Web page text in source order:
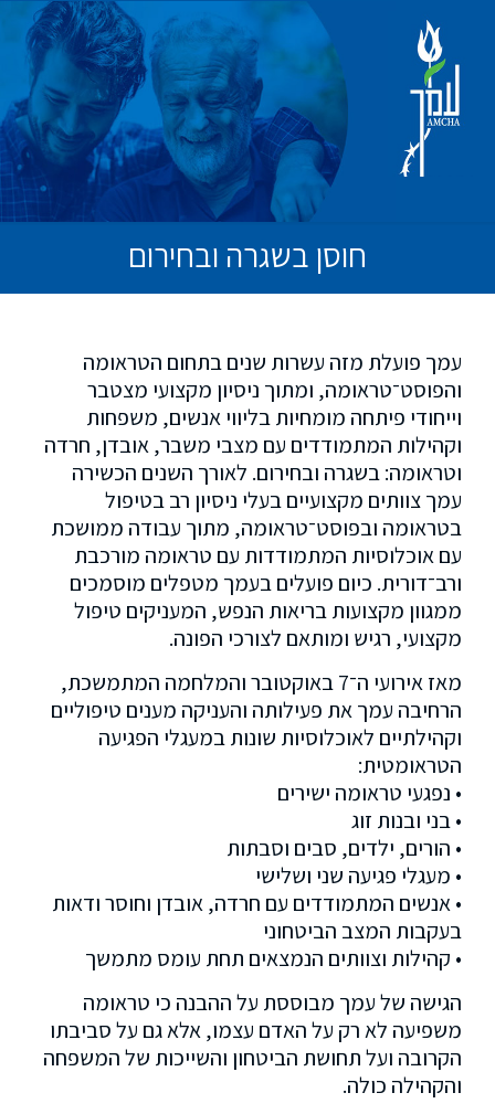
חוסן בשגרה ובחירום
עמך פועלת מזה עשרות שנים בתחום הטראומה
והפוסט־טראומה, ומתוך ניסיון מקצועי מצטבר
וייחודי פיתחה מומחיות בליווי אנשים, משפחות
וקהילות המתמודדים עם מצבי משבר, אובדן, חרדה
וטראומה: בשגרה ובחירום. לאורך השנים הכשירה
עמך צוותים מקצועיים בעלי ניסיון רב בטיפול
בטראומה ובפוסט־טראומה, מתוך עבודה ממושכת
עם אוכלוסיות המתמודדות עם טראומה מורכבת
ורב־דורית. כיום פועלים בעמך מטפלים מוסמכים
ממגוון מקצועות בריאות הנפש, המעניקים טיפול
מקצועי, רגיש ומותאם לצורכי הפונה.
מאז אירועי ה־7 באוקטובר והמלחמה המתמשכת,
הרחיבה עמך את פעילותה והעניקה מענים טיפוליים
וקהילתיים לאוכלוסיות שונות במעגלי הפגיעה
הטראומטית:
• נפגעי טראומה ישירים
• בני ובנות זוג
• הורים, ילדים, סבים וסבתות
• מעגלי פגיעה שני ושלישי
• אנשים המתמודדים עם חרדה, אובדן וחוסר ודאות
בעקבות המצב הביטחוני
• קהילות וצוותים הנמצאים תחת עומס מתמשך
הגישה של עמך מבוססת על ההבנה כי טראומה
משפיעה לא רק על האדם עצמו, אלא גם על סביבתו
הקרובה ועל תחושת הביטחון והשייכות של המשפחה
והקהילה כולה.